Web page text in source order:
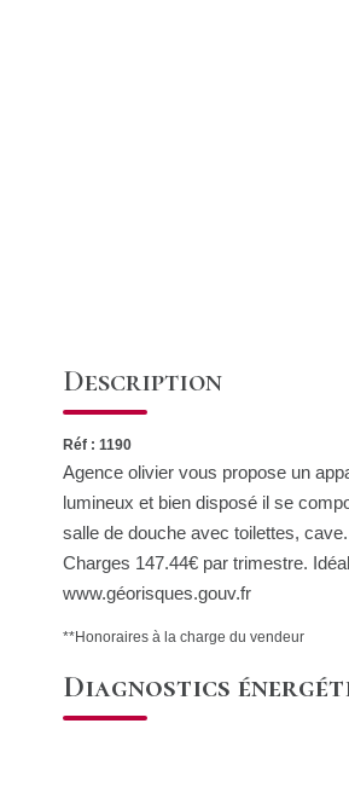
Description
Réf : 1190
Agence olivier vous propose un
lumineux et bien disposé il se
salle de douche avec toilettes,
Charges 147.44€ par trimestre.
www.géorisques.gouv.fr
**Honoraires à la charge du vendeur
Diagnostics